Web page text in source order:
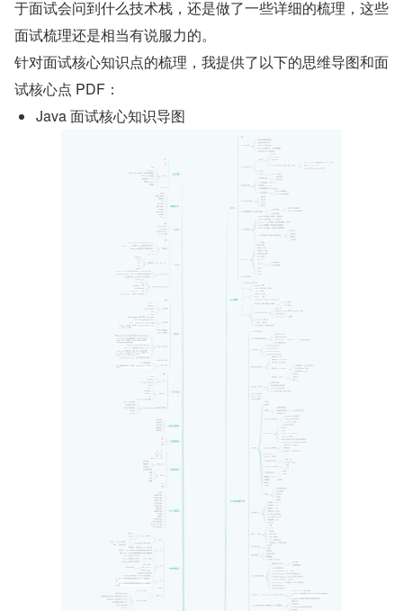
于面试会问到什么技术栈，还是做了一些详细的梳理，这些
面试梳理还是相当有说服力的。
针对面试核心知识点的梳理，我提供了以下的思维导图和面
试核心点 PDF：
Java 面试核心知识导图